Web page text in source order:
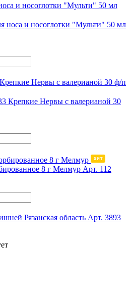
носа и носоглотки "Мульти" 50 мл
Крепкие Нервы с валерианой 30
8 г Мелмур Арт. 112
Рязанская область Арт. 3893